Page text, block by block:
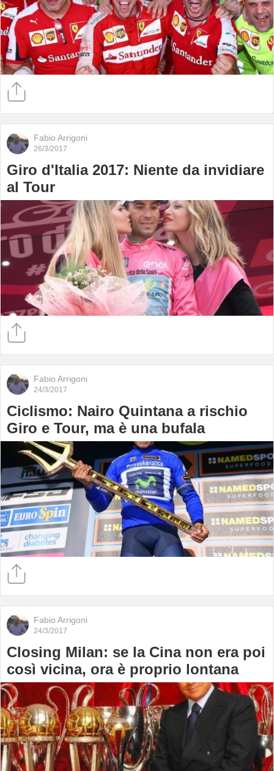
Fabio Arrigoni
26/3/2017
Giro d'Italia 2017: Niente da invidiare
al Tour
Fabio Arrigoni
24/3/2017
Ciclismo: Nairo Quintana a rischio
Giro e Tour, ma è una bufala
Fabio Arrigoni
24/3/2017
Closing Milan: se la Cina non era poi
così vicina, ora è proprio lontana